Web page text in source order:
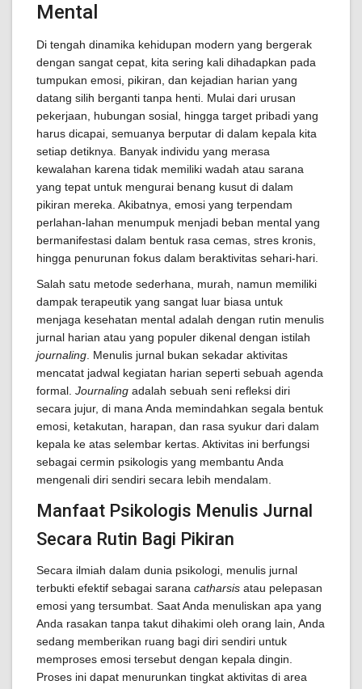
Mental
Di tengah dinamika kehidupan modern yang bergerak
dengan sangat cepat, kita sering kali dihadapkan pada
tumpukan emosi, pikiran, dan kejadian harian yang
datang silih berganti tanpa henti. Mulai dari urusan
pekerjaan, hubungan sosial, hingga target pribadi yang
harus dicapai, semuanya berputar di dalam kepala kita
setiap detiknya. Banyak individu yang merasa
kewalahan karena tidak memiliki wadah atau sarana
yang tepat untuk mengurai benang kusut di dalam
pikiran mereka. Akibatnya, emosi yang terpendam
perlahan-lahan menumpuk menjadi beban mental yang
bermanifestasi dalam bentuk rasa cemas, stres kronis,
hingga penurunan fokus dalam beraktivitas sehari-hari.
Salah satu metode sederhana, murah, namun memiliki
dampak terapeutik yang sangat luar biasa untuk
menjaga kesehatan mental adalah dengan rutin menulis
jurnal harian atau yang populer dikenal dengan istilah
journaling . Menulis jurnal bukan sekadar aktivitas
mencatat jadwal kegiatan harian seperti sebuah agenda
formal. Journaling adalah sebuah seni refleksi diri
secara jujur, di mana Anda memindahkan segala bentuk
emosi, ketakutan, harapan, dan rasa syukur dari dalam
kepala ke atas selembar kertas. Aktivitas ini berfungsi
sebagai cermin psikologis yang membantu Anda
mengenali diri sendiri secara lebih mendalam.
Manfaat Psikologis Menulis Jurnal
Secara Rutin Bagi Pikiran
Secara ilmiah dalam dunia psikologi, menulis jurnal
terbukti efektif sebagai sarana catharsis atau pelepasan
emosi yang tersumbat. Saat Anda menuliskan apa yang
Anda rasakan tanpa takut dihakimi oleh orang lain, Anda
sedang memberikan ruang bagi diri sendiri untuk
memproses emosi tersebut dengan kepala dingin.
Proses ini dapat menurunkan tingkat aktivitas di area